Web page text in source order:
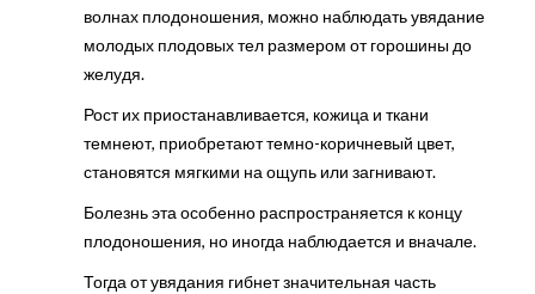
волнах плодоношения, можно наблюдать увядание
молодых плодовых тел размером от горошины до
желудя.
Рост их приостанавливается, кожица и ткани
темнеют, приобретают темно-коричневый цвет,
становятся мягкими на ощупь или загнивают.
Болезнь эта особенно распространяется к концу
плодоношения, но иногда наблюдается и вначале.
Тогда от увядания гибнет значительная часть